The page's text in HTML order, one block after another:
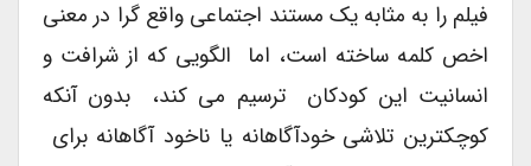
فیلم را به مثابه یک مستند اجتماعی واقع گرا در معنی
اخص کلمه ساخته است، اما الگویی که از شرافت و
انسانیت این کودکان ترسیم می کند، بدون آنکه
کوچکترین تلاشی خودآگاهانه یا ناخود آگاهانه برای